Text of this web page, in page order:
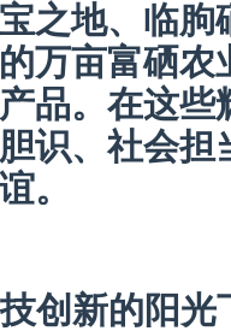
之地、临
万亩富硒
品。在这
识、社会
。
创新的阳